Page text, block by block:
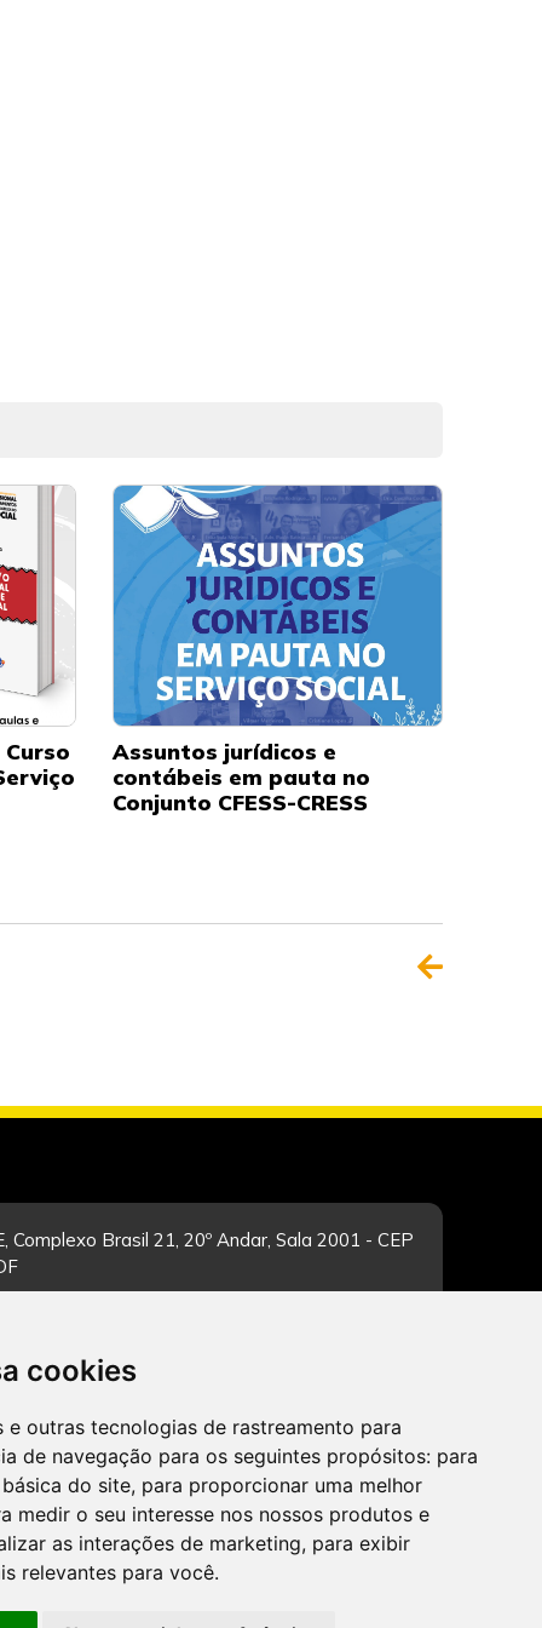
cookies
e outras tecnologias de rastreamento para
de navegação para os seguintes propósitos: para
do site, para proporcionar uma melhor
medir o seu interesse nos nossos produtos e
as interações de marketing, para exibir
relevantes para você.
Assuntos jurídicos e
contábeis em pauta no
Conjunto CFESS-CRESS
Complexo Brasil 21, 20º Andar, Sala 2001 - CEP
CADASTRAR